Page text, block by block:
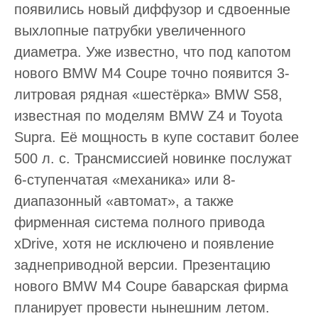
появились новый диффузор и сдвоенные
выхлопные патрубки увеличенного
диаметра. Уже известно, что под капотом
нового BMW M4 Coupe точно появится 3-
литровая рядная «шестёрка» BMW S58,
известная по моделям BMW Z4 и Toyota
Supra. Её мощность в купе составит более
500 л. с. Трансмиссией новинке послужат
6-ступенчатая «механика» или 8-
диапазонный «автомат», а также
фирменная система полного привода
xDrive, хотя не исключено и появление
заднеприводной версии. Презентацию
нового BMW M4 Coupe баварская фирма
планирует провести нынешним летом.